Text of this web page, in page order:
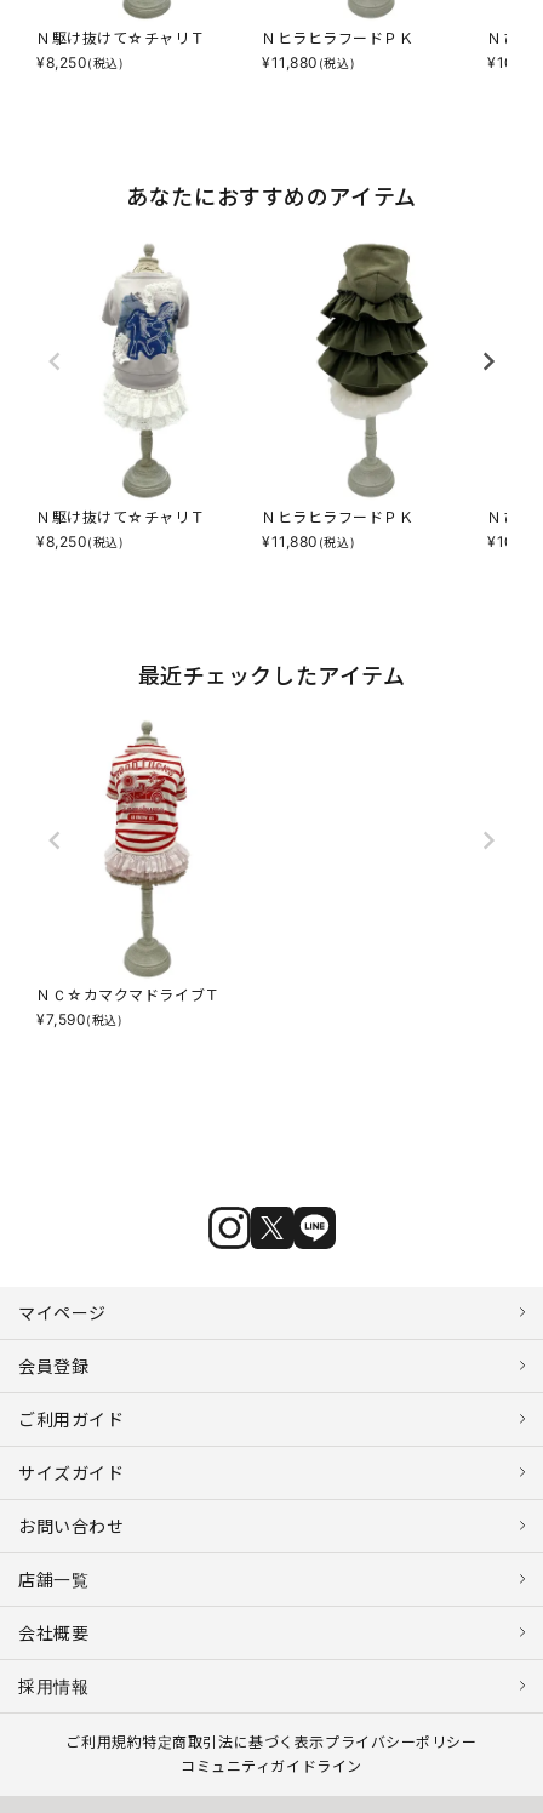
Ｎ駆け抜けて☆チャリＴ
¥8,250(税込)
ＮヒラヒラフードＰＫ
¥11,880 (税込)
Ｎひん
¥
あなたにおすすめのアイテム
Ｎ駆け抜けて☆チャリＴ
¥8,250(税込)
ＮヒラヒラフードＰＫ
¥11,880 (税込)
Ｎひん
¥
最近チェックしたアイテム
ＮＣ☆カマクマドライブＴ
¥7,590(税込)
マイページ
会員登録
ご利用ガイド
サイズガイド
お問い合わせ
店舗一覧
会社概要
採用情報
ご利用規約特定商取引法に基づく表示プライバシーポリシー
コミュニティガイドライン